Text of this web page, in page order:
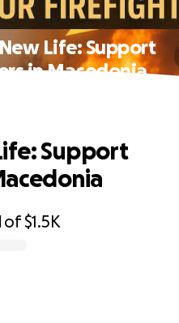
Life: Support
in Macedonia
of$1.5K
Support